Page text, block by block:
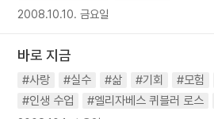
2008.10.10. 금요일
바로 지금
#사랑 #실수 #삶 #기회 #모험
#인생 수업
#엘리자베스 퀴블러 로스